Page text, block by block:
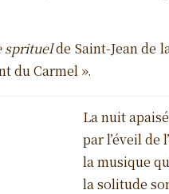
sprituelde Saint-Jean de
du Carmel ».
La nuit
par l’éveil de
la musique
la solitude